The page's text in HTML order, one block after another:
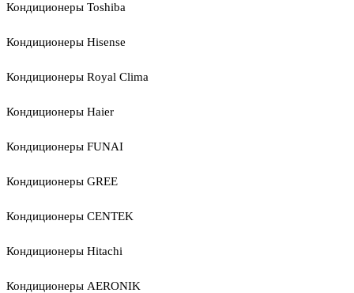
Кондиционеры Toshiba
Кондиционеры Hisense
Кондиционеры Royal Clima
Кондиционеры Haier
Кондиционеры FUNAI
Кондиционеры GREE
Кондиционеры CENTEK
Кондиционеры Hitachi
Кондиционеры AERONIK